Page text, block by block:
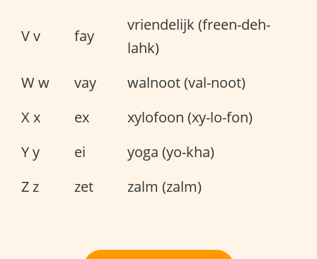
V v fay
vriendelijk (freen-deh-
lahk)
W w
vay
walnoot (val-noot)
X x
ex
xylofoon (xy-lo-fon)
Y y
ei
yoga (yo-kha)
Z z
zet zalm (zalm)